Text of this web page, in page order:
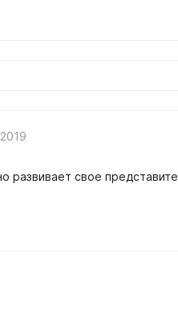
развивает свое